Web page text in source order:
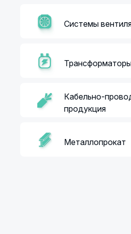
Системы
Кабельно-
продукция
Металлопрокат